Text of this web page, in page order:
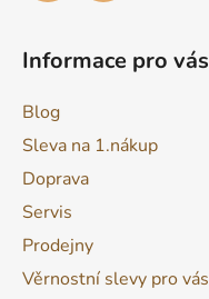
Informace pro vás
Blog
Sleva na 1.nákup
Doprava
Servis
Prodejny
Věrnostní slevy pro vás